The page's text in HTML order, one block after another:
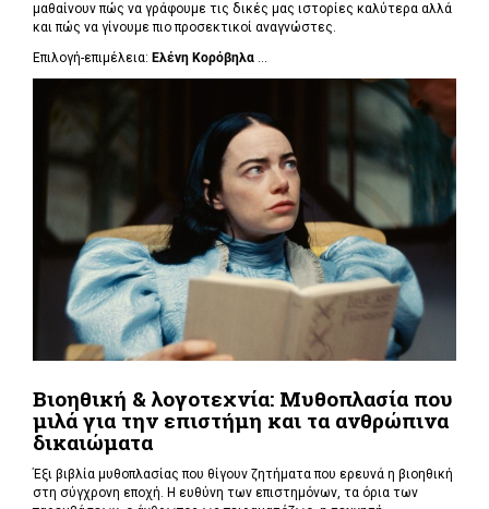
μαθαίνουν πώς να γράφουμε τις δικές μας ιστορίες καλύτερα αλλά
και πώς να γίνουμε πιο προσεκτικοί αναγνώστες.
Επιλογή-επιμέλεια: Ελένη Κορόβηλα ...
Βιοηθική & λογοτεχνία: Μυθοπλασία που
μιλά για την επιστήμη και τα ανθρώπινα
δικαιώματα
Έξι βιβλία μυθοπλασίας που θίγουν ζητήματα που ερευνά η βιοηθική
στη σύγχρονη εποχή. Η ευθύνη των επιστημόνων, τα όρια των